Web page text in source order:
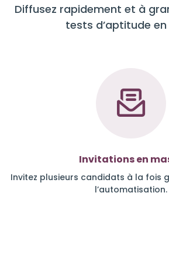
Diffusez rapidement et à
tests d’aptitude en
Invitations en
Invitez plusieurs candidats à la fois
l’automatisation.